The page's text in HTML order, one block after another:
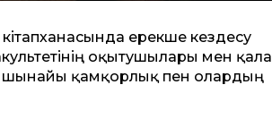
ерекше кездесу
оқытушылары мен қала
шынайы қамқорлық пен олардың